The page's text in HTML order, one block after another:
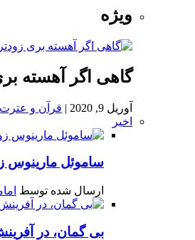
ویژه
گاهی اگر آهسته
آوریل 9, 2020 | قرآن و عترت
اخیر
ساموئل مارینوس
ارسال شده توسط
بى گمان، در